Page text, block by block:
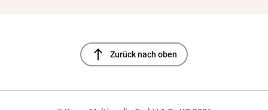
north Zurück nach oben